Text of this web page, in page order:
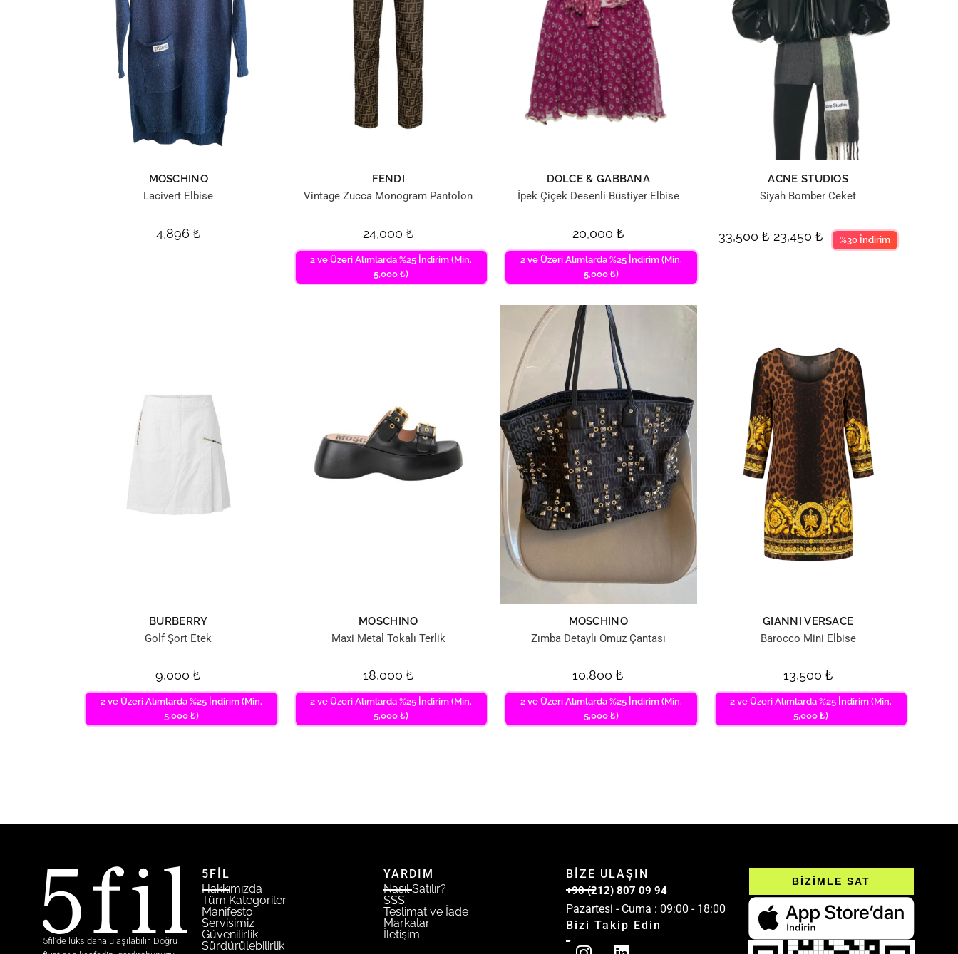
MOSCHINO
Lacivert Elbise
4,896 ₺
FENDI
Vintage Zucca Monogram Pantolon
24,000 ₺
2 ve Üzeri Alımlarda %25 İndirim (Min.
5,000 ₺)
DOLCE & GABBANA
İpek Çiçek Desenli Büstiyer Elbise
20,000 ₺
2 ve Üzeri Alımlarda %25 İndirim (Min.
5,000 ₺)
ACNE STUDIOS
Siyah Bomber Ceket
33,500₺ 23,450₺ %30 İndirim
BURBERRY
Golf Şort Etek
9,000₺
2 ve Üzeri Alımlarda %25 İndirim (Min.
5,000 ₺)
MOSCHINO
Maxi Metal Tokalı Terlik
18,000 ₺
2 ve Üzeri Alımlarda %25 İndirim (Min.
5,000 ₺)
MOSCHINO
Zımba Detaylı Omuz Çantası
10,800₺
2 ve Üzeri Alımlarda %25 İndirim (Min.
5,000 ₺)
GIANNI VERSACE
Barocco Mini Elbise
13,500 ₺
2 ve Üzeri Alımlarda %25 İndirim (Min.
5,000 ₺)
5fil’de lüks daha ulaşılabilir. Doğru
5FİL
Hakkımızda
Tüm Kategoriler
Manifesto
Servisimiz
Güvenilirlik
Sürdürülebilirlik
YARDIM
Nasıl Satılır?
SSS
Teslimat ve İade
Markalar
İletişim
BİZE ULAŞIN
+90 (212) 807 09 94
Pazartesi - Cuma : 09:00 - 18:00
Bizi Takip Edin
BİZİMLE SAT